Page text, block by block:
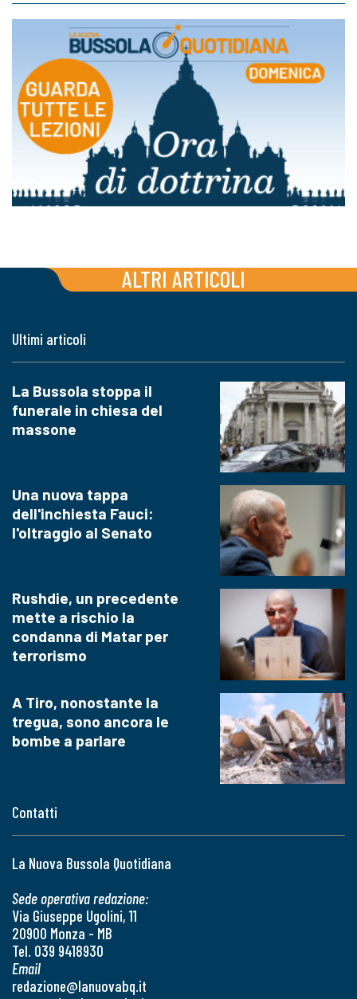
ALTRI ARTICOLI
Contatti
La Nuova Bussola Quotidiana
Sede operativa redazione:
Via Giuseppe Ugolini, 11
20900 Monza - MB
Tel. 039 9418930
Email
redazione@lanuovabq.it
Ultimi articoli
La Bussola stoppa il
funerale in chiesa del
massone
Una nuova tappa
dell'inchiesta Fauci:
l'oltraggio al Senato
Rushdie, un precedente
mette a rischio la
condanna di Matar per
terrorismo
A Tiro, nonostante la
tregua, sono ancora le
bombe a parlare